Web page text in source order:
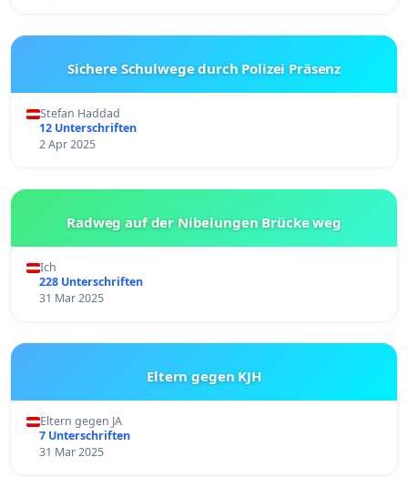
Sichere Schulwege durch Polizei Präsenz
Stefan Haddad
12 Unterschriften
2 Apr 2025
Radweg auf der Nibelungen Brücke weg
Ich
228 Unterschriften
31 Mar 2025
Eltern gegen KJH
Eltern gegen JA
7 Unterschriften
31 Mar 2025